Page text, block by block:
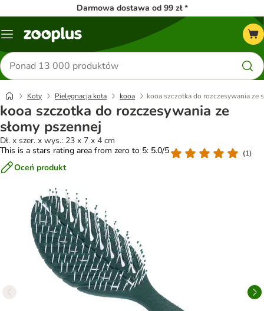
Darmowa dostawa od 99 zł *
Menu
Szukaj
produktów
Koty Pielęgnacja kota kooa kooa szczotka do rozczesywania ze
kooa szczotka do rozczesywania ze
słomy pszennej
Dł. x szer. x wys.: 23 x 7 x 4 cm
This is a stars rating area from zero to 5: 5.0/5
(1)
Oceń produkt